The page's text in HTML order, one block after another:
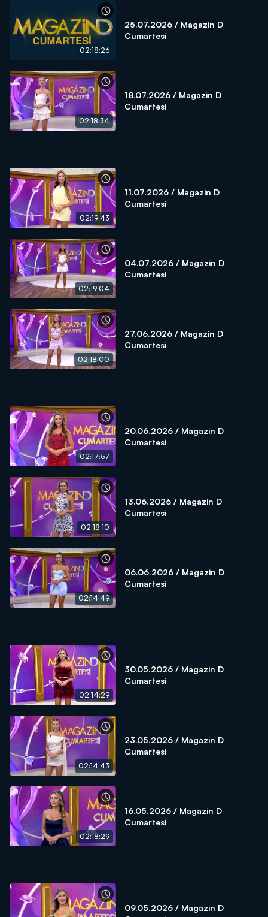
02:18:26
25.07.2026 / Magazin D
Cumartesi
02:18:34
18.07.2026 / Magazin D
Cumartesi
02:19:43
11.07.2026 / Magazin D
Cumartesi
02:19:04
04.07.2026 / Magazin D
Cumartesi
02:18:00
27.06.2026 / Magazin D
Cumartesi
02:17:57
20.06.2026 / Magazin D
Cumartesi
02:18:10
13.06.2026 / Magazin D
Cumartesi
02:14:49
06.06.2026 / Magazin D
Cumartesi
02:14:29
30.05.2026 / Magazin D
Cumartesi
02:14:43
23.05.2026 / Magazin D
Cumartesi
02:18:29
16.05.2026 / Magazin D
Cumartesi
09.05.2026 / Magazin D